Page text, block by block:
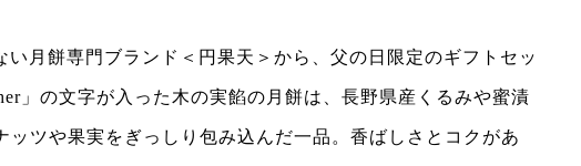
い月餅専門ブランド＜円果天＞から、父の日限定のギフトセッ
」の文字が入った木の実餡の月餅は、長野県産くるみや蜜漬
ッツや果実をぎっしり包み込んだ一品。香ばしさとコクがあ